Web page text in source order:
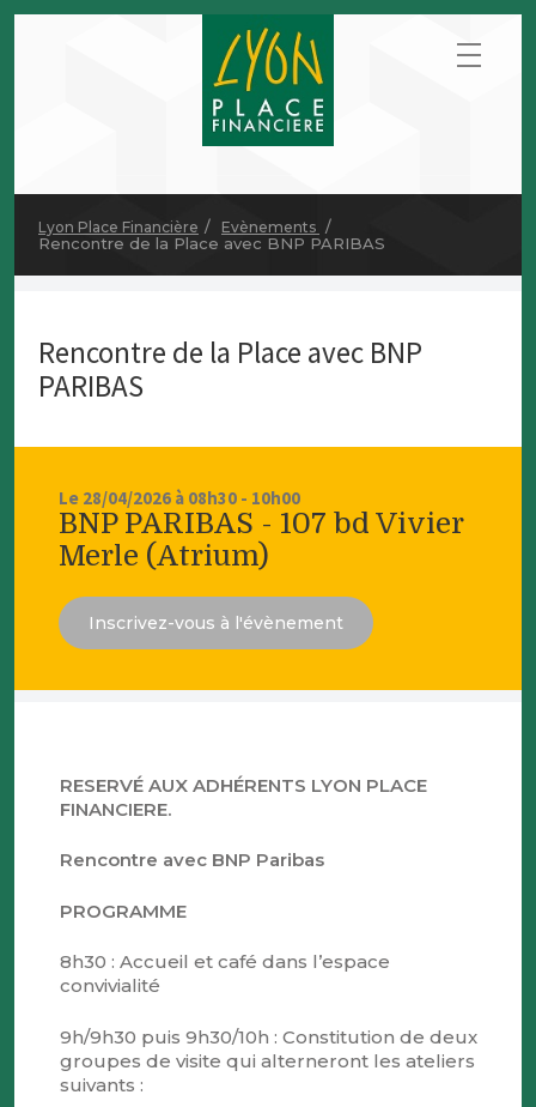
Lyon Place Financière Evènements
Rencontre de la Place avec BNP PARIBAS
Rencontre de la Place avec BNP
PARIBAS
Le 28/04/2026 à 08h30 - 10h00
BNP PARIBAS - 107 bd Vivier
Merle (Atrium)
Inscrivez-vous à l'évènement
RESERVÉ AUX ADHÉRENTS LYON PLACE
FINANCIERE.
Rencontre avec BNP Paribas
PROGRAMME
8h30 : Accueil et café dans l’espace
convivialité
9h/9h30 puis 9h30/10h : Constitution de deux
groupes de visite qui alterneront les ateliers
suivants :